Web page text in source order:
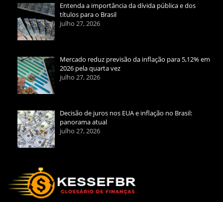
Entenda a importância da dívida pública e dos
títulos para o Brasil
julho 27, 2026
Mercado reduz previsão da inflação para 5,12% em
2026 pela quarta vez
julho 27, 2026
Decisão de juros nos EUA e inflação no Brasil:
panorama atual
julho 27, 2026